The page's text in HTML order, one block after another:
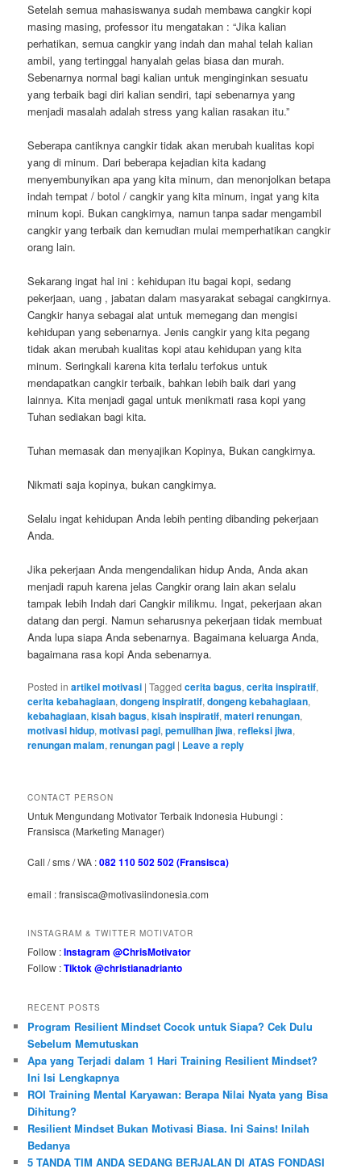
Setelah semua mahasiswanya sudah membawa cangkir kopi
masing masing, professor itu mengatakan : “Jika kalian
perhatikan, semua cangkir yang indah dan mahal telah kalian
ambil, yang tertinggal hanyalah gelas biasa dan murah.
Sebenarnya normal bagi kalian untuk menginginkan sesuatu
yang terbaik bagi diri kalian sendiri, tapi sebenarnya yang
menjadi masalah adalah stress yang kalian rasakan itu.”
Seberapa cantiknya cangkir tidak akan merubah kualitas kopi
yang di minum. Dari beberapa kejadian kita kadang
menyembunyikan apa yang kita minum, dan menonjolkan betapa
indah tempat / botol / cangkir yang kita minum, ingat yang kita
minum kopi. Bukan cangkirnya, namun tanpa sadar mengambil
cangkir yang terbaik dan kemudian mulai memperhatikan cangkir
orang lain.
Sekarang ingat hal ini : kehidupan itu bagai kopi, sedang
pekerjaan, uang , jabatan dalam masyarakat sebagai cangkirnya.
Cangkir hanya sebagai alat untuk memegang dan mengisi
kehidupan yang sebenarnya. Jenis cangkir yang kita pegang
tidak akan merubah kualitas kopi atau kehidupan yang kita
minum. Seringkali karena kita terlalu terfokus untuk
mendapatkan cangkir terbaik, bahkan lebih baik dari yang
lainnya. Kita menjadi gagal untuk menikmati rasa kopi yang
Tuhan sediakan bagi kita.
Tuhan memasak dan menyajikan Kopinya, Bukan cangkirnya.
Nikmati saja kopinya, bukan cangkirnya.
Selalu ingat kehidupan Anda lebih penting dibanding pekerjaan
Anda.
Jika pekerjaan Anda mengendalikan hidup Anda, Anda akan
menjadi rapuh karena jelas Cangkir orang lain akan selalu
tampak lebih Indah dari Cangkir milikmu. Ingat, pekerjaan akan
datang dan pergi. Namun seharusnya pekerjaan tidak membuat
Anda lupa siapa Anda sebenarnya. Bagaimana keluarga Anda,
bagaimana rasa kopi Anda sebenarnya.
Posted in artikel motivasi |Tagged cerita bagus,cerita inspiratif,
cerita kebahagiaan,dongeng inspiratif,dongeng kebahagiaan,
kebahagiaan,kisah bagus,kisah inspiratif,materi renungan,
motivasi hidup,motivasi pagi,pemulihan jiwa,refleksi jiwa,
renungan malam,renungan pagi | Leave a reply
CONTACT PERSON
Untuk Mengundang Motivator Terbaik Indonesia Hubungi :
Fransisca (Marketing Manager)
Call / sms / WA :082 110 502 502 (Fransisca)
email : fransisca@motivasiindonesia.com
INSTAGRAM & TWITTER MOTIVATOR
Follow :Instagram @ChrisMotivator
Follow :Tiktok @christianadrianto
RECENT POSTS
Program Resilient Mindset Cocok untuk Siapa? Cek Dulu
Sebelum Memutuskan
Apa yang Terjadi dalam 1 Hari Training Resilient Mindset?
Ini Isi Lengkapnya
ROI Training Mental Karyawan: Berapa Nilai Nyata yang Bisa
Dihitung?
Resilient Mindset Bukan Motivasi Biasa. Ini Sains! Inilah
Bedanya
5 TANDA TIM ANDA SEDANG BERJALAN DI ATAS FONDASI